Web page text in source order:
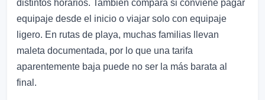
distintos horarios. También compara si conviene pagar
equipaje desde el inicio o viajar solo con equipaje
ligero. En rutas de playa, muchas familias llevan
maleta documentada, por lo que una tarifa
aparentemente baja puede no ser la más barata al
final.